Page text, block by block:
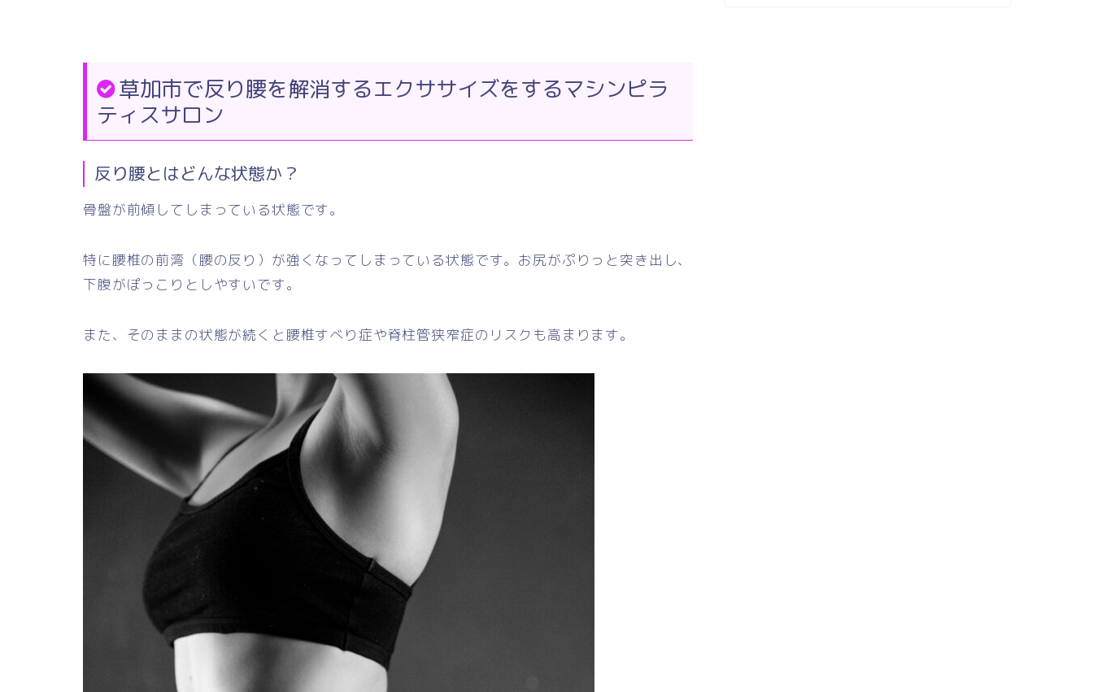
草加市で反り腰を解消するエクササイズをするマシンピラ
ティスサロン
反り腰とはどんな状態か？
骨盤が前傾してしまっている状態です。
特に腰椎の前湾（腰の反り）が強くなってしまっている状態です。お尻がぷりっと突き出し、
下腹がぽっこりとしやすいです。
また、そのままの状態が続くと腰椎すべり症や脊柱管狭窄症のリスクも高まります。